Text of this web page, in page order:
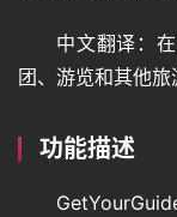
中文翻译：
团、游览和其他旅
功能描述